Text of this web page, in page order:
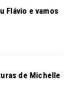
Flávio e vamos
de Michelle